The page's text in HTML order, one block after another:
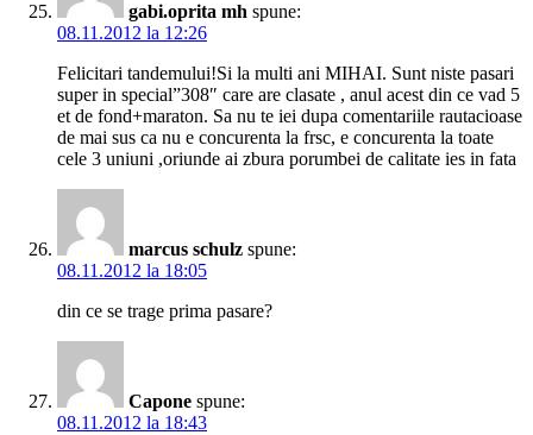
gabi.oprita mh spune:
08.11.2012 la 12:26
Felicitari tandemului!Si la multi ani MIHAI. Sunt niste pasari
super in special”308″ care are clasate , anul acest din ce vad 5
et de fond+maraton. Sa nu te iei dupa comentariile rautacioase
de mai sus ca nu e concurenta la frsc, e concurenta la toate
cele 3 uniuni ,oriunde ai zbura porumbei de calitate ies in fata
marcus schulz spune:
08.11.2012 la 18:05
din ce se trage prima pasare?
Capone spune:
08.11.2012 la 18:43